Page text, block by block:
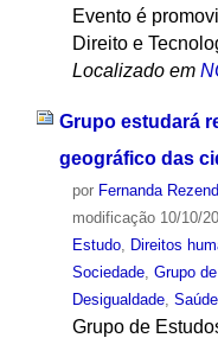
Evento é
Direito e
Localizado em
Grupo estudará
geográfico das
por Fernanda
modificação10/10/
Estudo, Direitos
Sociedade, Grupo
Desigualdade, Saúde
Grupo de